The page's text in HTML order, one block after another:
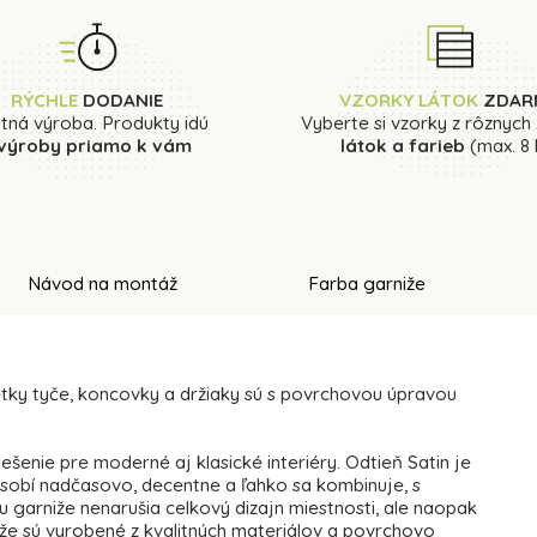
RÝCHLE DODANIE
výroba. Produkty idú
priamo k vám
VZORKY LÁTOK
Vyberte si vzorky z
látok a farieb (max. 8
Návod na montáž Farba garniže
tyče, koncovky a držiaky sú s povrchovou úpravou
pre moderné aj klasické interiéry. Odtieň Satin je
nadčasovo, decentne a ľahko sa kombinuje, s
nenarušia celkový dizajn miestnosti, ale naopak
sú vyrobené z kvalitných materiálov a povrchovo